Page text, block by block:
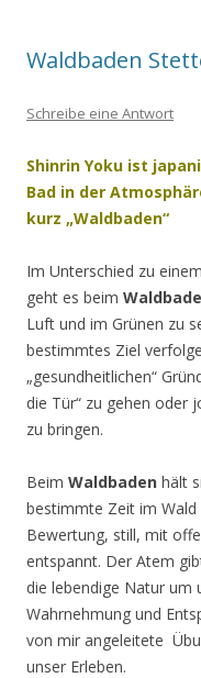
Waldbaden
Schreibe eine Antwort
Shinrin Yoku ist
Bad in der
kurz „Waldbaden“
Im Unterschied zu
geht es beim
Luft und im Grünen zu
bestimmtes Ziel
„gesundheitlichen“
die Tür“ zu gehen oder
zu bringen.
Beim Waldbaden hält
bestimmte Zeit im
Bewertung, still, mit
entspannt. Der Atem
die lebendige Natur um
Wahrnehmung und
von mir angeleitete
unser Erleben.